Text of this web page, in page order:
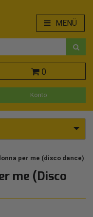
MENÜ
0
Konto
per me (disco dance)
me (Disco